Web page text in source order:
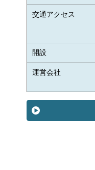
交通アクセス
開設
運営会社